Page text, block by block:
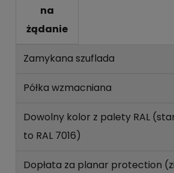
na
żądanie
Zamykana szuflada
Półka wzmacniana
Dowolny kolor z palety RAL
to RAL 7016)
Dopłata za planar protection